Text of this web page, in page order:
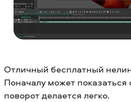
Отличный бесплатный
Поначалу может
поворот делается легко.